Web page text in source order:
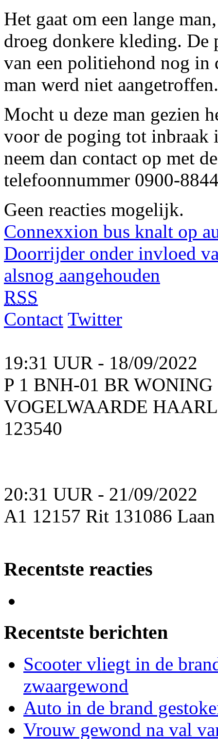
Het gaat om een lange
droeg donkere kleding. De
van een politiehond nog in
man werd niet aangetroffen.
Mocht u deze man gezien
voor de poging tot inbraak
neem dan contact op met
telefoonnummer 0900-
Geen reacties mogelijk.
Connexxion bus knalt op
Doorrijder onder invloed
alsnog aangehouden
RSS
Contact Twitter
19:31 UUR - 18/09/2022
P 1 BNH-01 BR WONING
VOGELWAARDE
123540
20:31 UUR - 21/09/2022
A1 12157 Rit 131086
Recentste reacties
Recentste berichten
Scooter vliegt in de
zwaargewond
Auto in de brand
Vrouw gewond na val